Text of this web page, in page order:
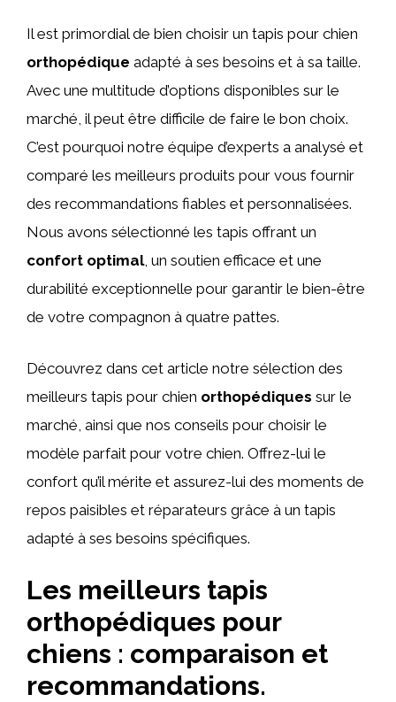
Il est primordial de bien choisir un tapis pour chien
orthopédique adapté à ses besoins et à sa taille.
Avec une multitude d’options disponibles sur le
marché, il peut être difficile de faire le bon choix.
C’est pourquoi notre équipe d’experts a analysé et
comparé les meilleurs produits pour vous fournir
des recommandations fiables et personnalisées.
Nous avons sélectionné les tapis offrant un
confort optimal, un soutien efficace et une
durabilité exceptionnelle pour garantir le bien-être
de votre compagnon à quatre pattes.
Découvrez dans cet article notre sélection des
meilleurs tapis pour chien orthopédiques sur le
marché, ainsi que nos conseils pour choisir le
modèle parfait pour votre chien. Offrez-lui le
confort qu’il mérite et assurez-lui des moments de
repos paisibles et réparateurs grâce à un tapis
adapté à ses besoins spécifiques.
Les meilleurs tapis
orthopédiques pour
chiens : comparaison et
recommandations.